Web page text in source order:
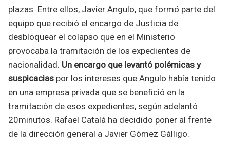
plazas. Entre ellos, Javier Angulo, que formó parte del
equipo que recibió el encargo de Justicia de
desbloquear el colapso que en el Ministerio
provocaba la tramitación de los expedientes de
nacionalidad. Un encargo que levantó polémicas y
suspicacias por los intereses que Angulo había tenido
en una empresa privada que se benefició en la
tramitación de esos expedientes, según adelantó
20minutos. Rafael Catalá ha decidido poner al frente
de la dirección general a Javier Gómez Gálligo.